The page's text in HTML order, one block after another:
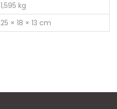
1,595 kg
25 × 18 × 13 cm